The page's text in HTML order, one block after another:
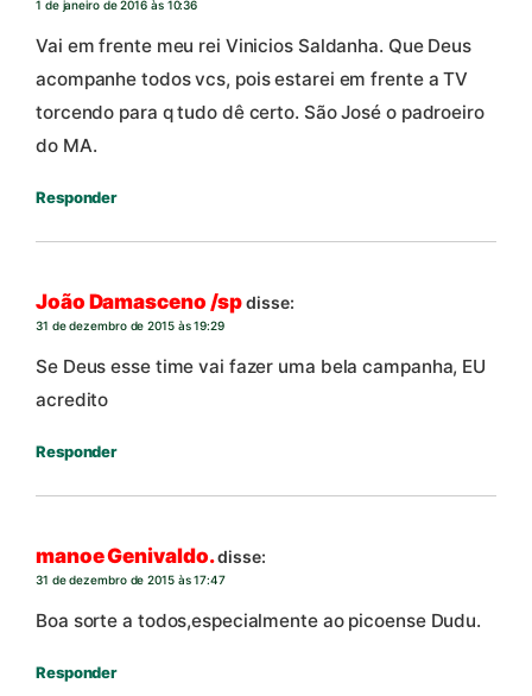
1 de janeiro de 2016 às 10:36
Vai em frente meu rei Vinicios Saldanha. Que Deus
acompanhe todos vcs, pois estarei em frente a TV
torcendo para q tudo dê certo. São José o padroeiro
do MA.
Responder
João Damasceno /spdisse:
31 de dezembro de 2015 às 19:29
Se Deus esse time vai fazer uma bela campanha, EU
acredito
Responder
manoe Genivaldo.disse:
31 de dezembro de 2015 às 17:47
Boa sorte a todos,especialmente ao picoense Dudu.
Responder